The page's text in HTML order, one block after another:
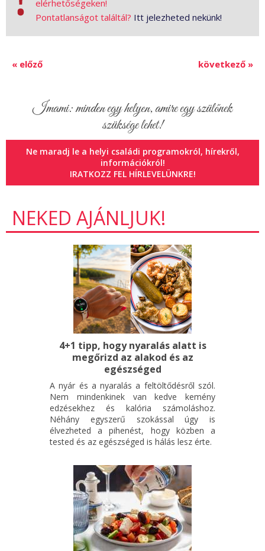
elérhetőségeken!
Pontatlanságot találtál? Itt jelezheted nekünk!
« előző következő »
Imami: minden egy helyen, amire egy szülőnek
szüksége lehet!
Ne maradj le a helyi családi programokról, hírekről,
információkról!
IRATKOZZ FEL HÍRLEVELÜNKRE!
NEKED AJÁNLJUK!
4+1 tipp, hogy nyaralás alatt is
megőrizd az alakod és az
egészséged
A nyár és a nyaralás a feltöltődésről szól.
Nem mindenkinek van kedve kemény
edzésekhez és kalória számoláshoz.
Néhány egyszerű szokással úgy is
élvezheted a pihenést, hogy közben a
tested és az egészséged is hálás lesz érte.